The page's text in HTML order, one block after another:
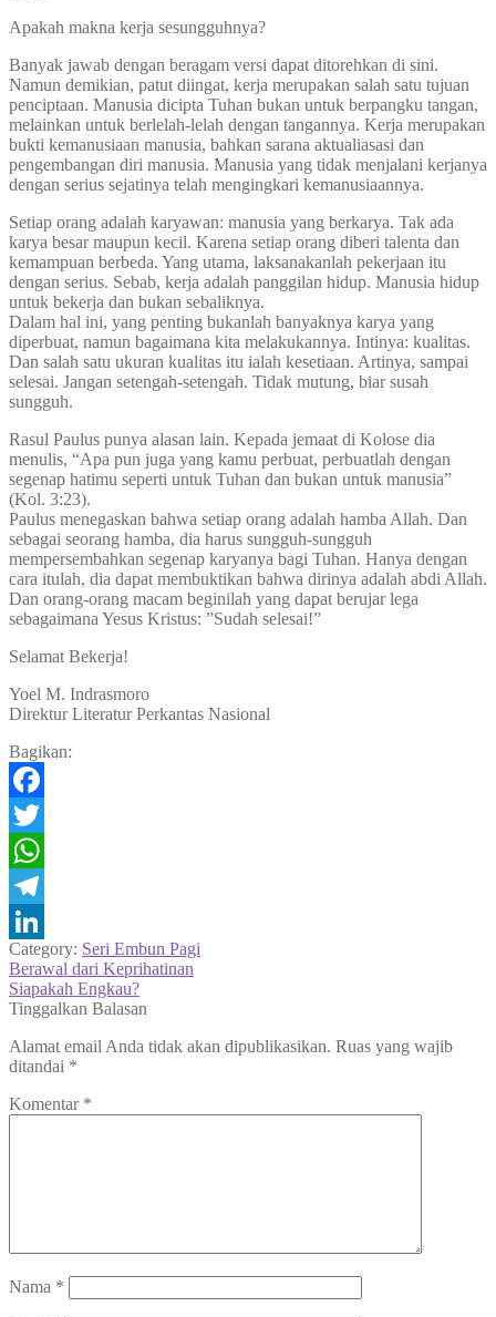
Apakah makna kerja sesungguhnya?
Banyak jawab dengan beragam versi dapat ditorehkan di sini.
Namun demikian, patut diingat, kerja merupakan salah satu tujuan
penciptaan. Manusia dicipta Tuhan bukan untuk berpangku tangan,
melainkan untuk berlelah-lelah dengan tangannya. Kerja merupakan
bukti kemanusiaan manusia, bahkan sarana aktualiasasi dan
pengembangan diri manusia. Manusia yang tidak menjalani kerjanya
dengan serius sejatinya telah mengingkari kemanusiaannya.
Setiap orang adalah karyawan: manusia yang berkarya. Tak ada
karya besar maupun kecil. Karena setiap orang diberi talenta dan
kemampuan berbeda. Yang utama, laksanakanlah pekerjaan itu
dengan serius. Sebab, kerja adalah panggilan hidup. Manusia hidup
untuk bekerja dan bukan sebaliknya.
Dalam hal ini, yang penting bukanlah banyaknya karya yang
diperbuat, namun bagaimana kita melakukannya. Intinya: kualitas.
Dan salah satu ukuran kualitas itu ialah kesetiaan. Artinya, sampai
selesai. Jangan setengah-setengah. Tidak mutung, biar susah
sungguh.
Rasul Paulus punya alasan lain. Kepada jemaat di Kolose dia
menulis, “Apa pun juga yang kamu perbuat, perbuatlah dengan
segenap hatimu seperti untuk Tuhan dan bukan untuk manusia”
(Kol. 3:23).
Paulus menegaskan bahwa setiap orang adalah hamba Allah. Dan
sebagai seorang hamba, dia harus sungguh-sungguh
mempersembahkan segenap karyanya bagi Tuhan. Hanya dengan
cara itulah, dia dapat membuktikan bahwa dirinya adalah abdi Allah.
Dan orang-orang macam beginilah yang dapat berujar lega
sebagaimana Yesus Kristus: ”Sudah selesai!”
Selamat Bekerja!
Yoel M. Indrasmoro
Direktur Literatur Perkantas Nasional
Bagikan:
Facebook
Twitter
WhatsApp
Telegram
LinkedIn
Category: Seri Embun Pagi
Navigasi
pos
Previous
post:
Berawal dari Keprihatinan
Next
post:
Siapakah Engkau?
Tinggalkan Balasan
Alamat email Anda tidak akan dipublikasikan. Ruas yang wajib
ditandai *
Komentar *
Nama *